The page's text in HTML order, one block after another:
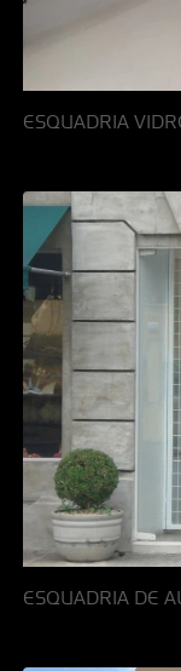
ESQUADRIA
ESQUADRIA DE